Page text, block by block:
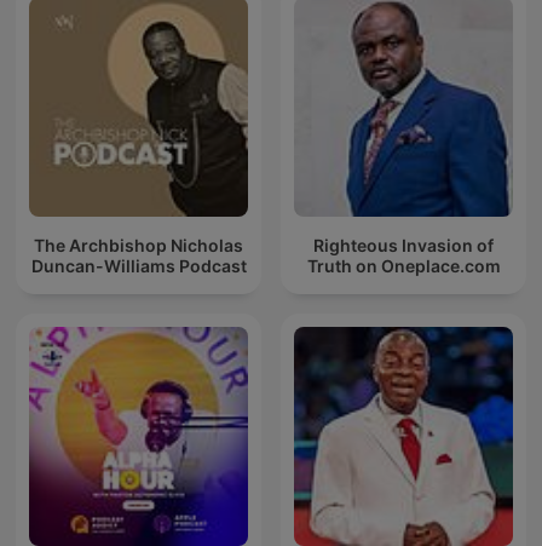
The Archbishop Nicholas
Duncan-Williams Podcast
Righteous Invasion of
Truth on Oneplace.com